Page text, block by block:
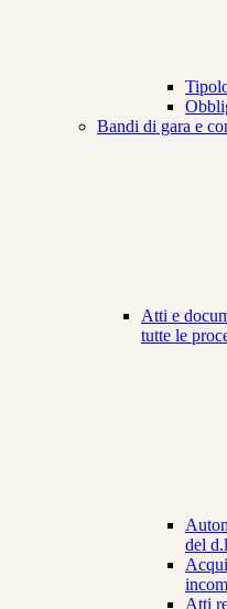
Bandi di gara e
Atti e
tutte le
del
Atti